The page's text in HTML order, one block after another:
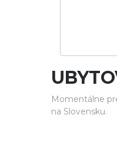
Momentálne
na Slovensku.